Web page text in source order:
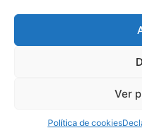
Ver
Política de cookies